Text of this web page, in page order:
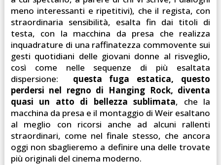
meno interessanti e ripetitivi), che il regista, con
straordinaria sensibilità, esalta fin dai titoli di
testa, con la macchina da presa che realizza
inquadrature di una raffinatezza commovente sui
gesti quotidiani delle giovani donne al risveglio,
così come nelle sequenze di più esaltata
dispersione: questa fuga estatica, questo
perdersi nel regno di Hanging Rock, diventa
quasi un atto di bellezza sublimata, che la
macchina da presa e il montaggio di Weir esaltano
al meglio con ricorsi anche ad alcuni rallenti
straordinari, come nel finale stesso, che ancora
oggi non sbaglieremo a definire una delle trovate
più originali del cinema moderno.